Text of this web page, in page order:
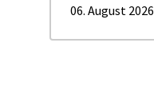
06. August 2026